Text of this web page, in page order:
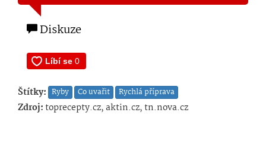
Diskuze
Štítky: Ryby Co uvařit Rychlá příprava
Zdroj:toprecepty.cz, aktin.cz, tn.nova.cz